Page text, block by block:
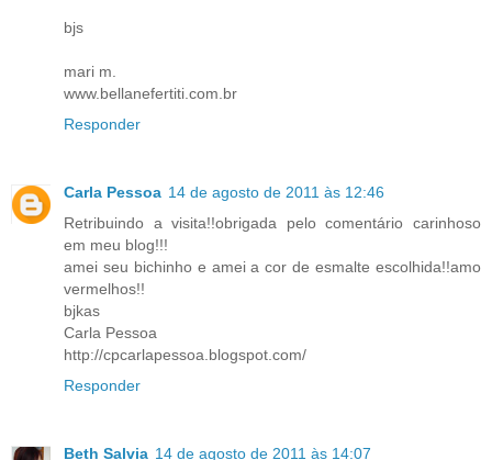
bjs
mari m.
www.bellanefertiti.com.br
Responder
Carla Pessoa 14 de agosto de 2011 às 12:46
Retribuindo a visita!!obrigada pelo comentário carinhoso
em meu blog!!!
amei seu bichinho e amei a cor de esmalte escolhida!!amo
vermelhos!!
bjkas
Carla Pessoa
http://cpcarlapessoa.blogspot.com/
Responder
Beth Salvia 14 de agosto de 2011 às 14:07